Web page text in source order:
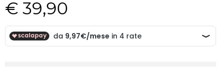
€ 39,90